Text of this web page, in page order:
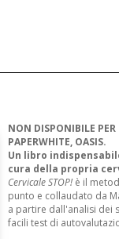
NON DISPONIBILE
PAPERWHITE, OASIS.
Un libro
cura della propria
Cervicale STOP! è il
punto e collaudato da
a partire dall'analisi dei
facili test di